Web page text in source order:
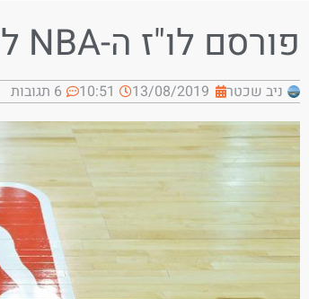
פורסם לו"ז ה-NBA לעונת 2019-20
ניב שכטר 13/08/2019
10:51 6 תגובות